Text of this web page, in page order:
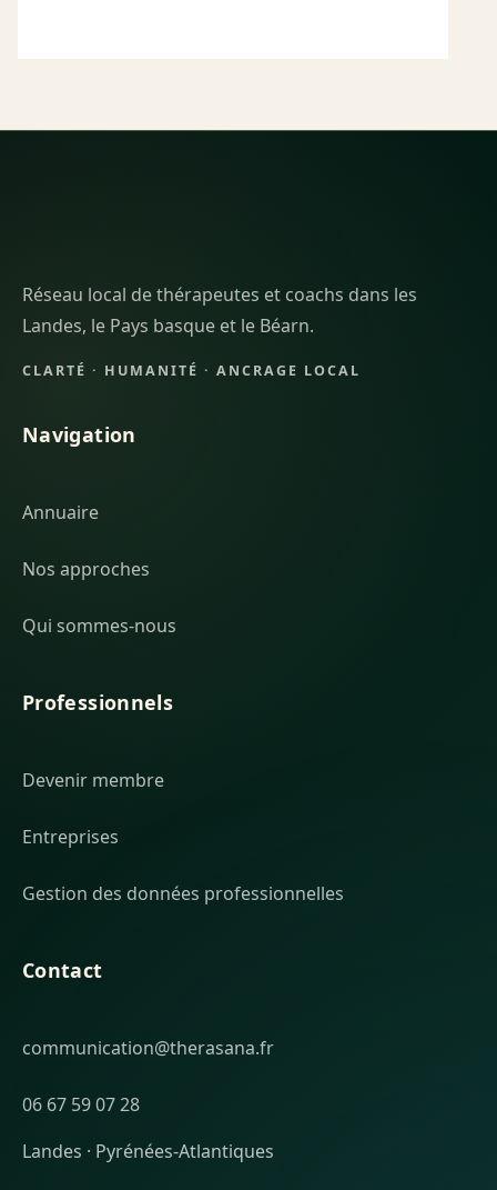
Réseau local de thérapeutes et coachs dans les
Landes, le Pays basque et le Béarn.
CLARTÉ · HUMANITÉ · ANCRAGE LOCAL
Navigation
Annuaire
Nos approches
Qui sommes-nous
Professionnels
Devenir membre
Entreprises
Gestion des données professionnelles
Contact
communication@therasana.fr
06 67 59 07 28
Landes · Pyrénées-Atlantiques